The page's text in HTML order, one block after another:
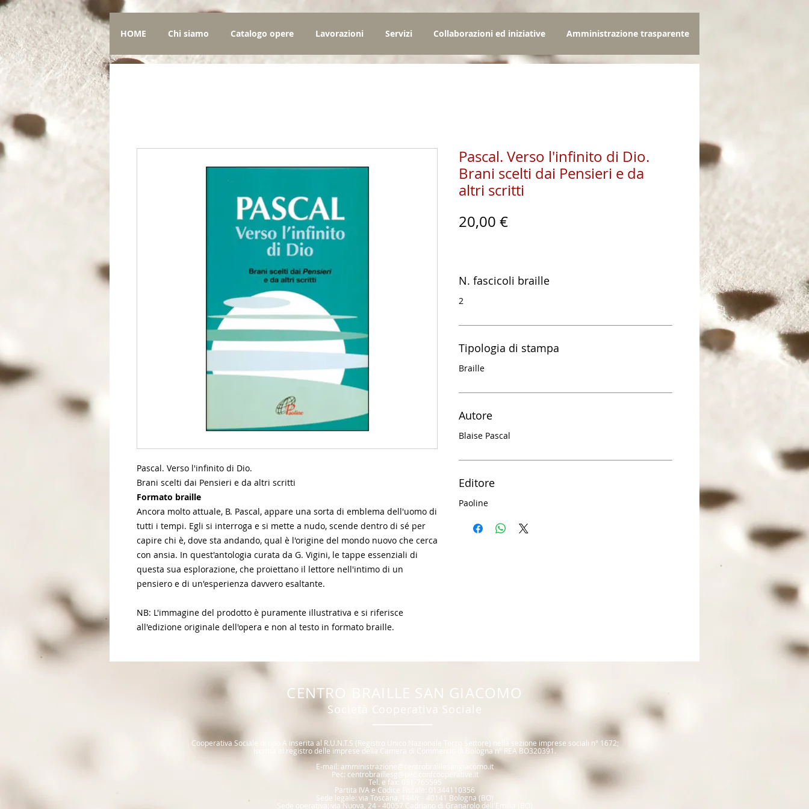
HOME Chi siamo Catalogo opere Lavorazioni Servizi Collaborazioni ed iniziative Amministrazione trasparente
Pascal. Verso l'infinito di Dio.
Brani scelti dai Pensieri e da altri scritti
Formato braille
Ancora molto attuale, B. Pascal, appare una sorta di emblema dell'uomo di
tutti i tempi. Egli si interroga e si mette a nudo, scende dentro di sé per
capire chi è, dove sta andando, qual è l'origine del mondo nuovo che cerca
con ansia. In quest'antologia curata da G. Vigini, le tappe essenziali di
questa sua esplorazione, che proiettano il lettore nell'intimo di un
pensiero e di un'esperienza davvero esaltante.
NB: L'immagine del prodotto è puramente illustrativa e si riferisce
all'edizione originale dell'opera e non al testo in formato braille.
Pascal. Verso l'infinito di Dio.
Brani scelti dai Pensieri e da
altri scritti
20,00 €Prezzo
N. fascicoli braille
2
Tipologia di stampa
Braille
Autore
Blaise Pascal
Editore
Paoline
CENTRO BRAILLE SAN GIACOMO
Società Coope rativa Sociale
Cooperativa Sociale di tipo A inserita al R.U.N.T.S (Registro Unico Nazionale T erzo Settore) nella sezione imprese sociali n° 1672;
iscritta al registro delle imprese della Camera di Commercio di Bologna n° REA BO320391.
E-mail: amministrazione@centrobraillesangiacomo.it
Pec: centrobraillesg@pec.confcooperative.it
Tel. e fax: 0
51-765595
Partita IVA e Codice Fiscale: 01344110356
Sede legale: via Toscana, 144/c - 40141 Bologna (BO)
Sede operativa: via Nuova, 24 - 40057 Cadriano di Granarolo dell'Emilia (BO)